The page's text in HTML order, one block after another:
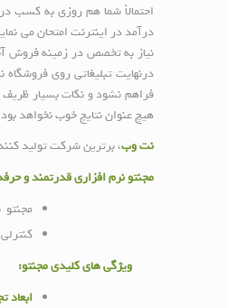
احتمالاً شما هم روزی به کسب
درآمد در اینترنت امتحان می
نیاز به تخصص در زمینه فروش
درنهایت تبلیغاتی روی
فراهم نشود و نکات بسیار ظریف
هیچ عنوان نتایج خوب نخواهد بود
نت وب، برترین شرکت تولید
مجنتو نرم افزاری قدرتمند و
مجنتو
ویژگی های کلیدی مجنتو:
ابعاد